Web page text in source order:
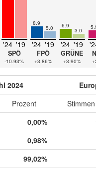
'24 '19
SPÖ
-10.93%
8.9
5.0
'24 '19
FPÖ
+3.86%
6.9
3.0
'24 '19
GRÜNE
+3.90%
2024
Prozent Stimmen
0,00%
0,98%
99,02%